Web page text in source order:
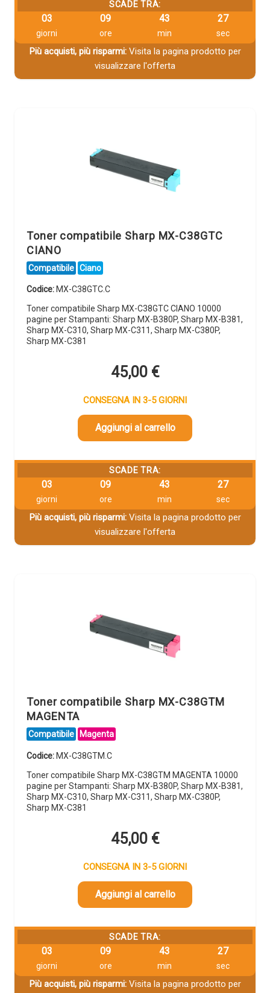
SCADE TRA:
03
giorni
09
ore
43
min
26
sec
Più acquisti, più risparmi:Visita la pagina prodotto per
visualizzare l'offerta
Toner compatibile Sharp MX-C38GTC
CIANO
Compatibile Ciano
Codice: MX-C38GTC.C
Toner compatibile Sharp MX-C38GTC CIANO 10000
pagine per Stampanti: Sharp MX-B380P, Sharp MX-B381,
Sharp MX-C310, Sharp MX-C311, Sharp MX-C380P,
Sharp MX-C381
45,00 €
CONSEGNA IN 3-5 GIORNI
Aggiungi al carrello
SCADE TRA:
03
giorni
09
ore
43
min
26
sec
Più acquisti, più risparmi:Visita la pagina prodotto per
visualizzare l'offerta
Toner compatibile Sharp MX-C38GTM
MAGENTA
Compatibile Magenta
Codice:MX-C38GTM.C
Toner compatibile Sharp MX-C38GTM MAGENTA 10000
pagine per Stampanti: Sharp MX-B380P, Sharp MX-B381,
Sharp MX-C310, Sharp MX-C311, Sharp MX-C380P,
Sharp MX-C381
45,00 €
CONSEGNA IN 3-5 GIORNI
Aggiungi al carrello
SCADE TRA:
03
giorni
09
ore
43
min
26
sec
Più acquisti, più risparmi:Visita la pagina prodotto per